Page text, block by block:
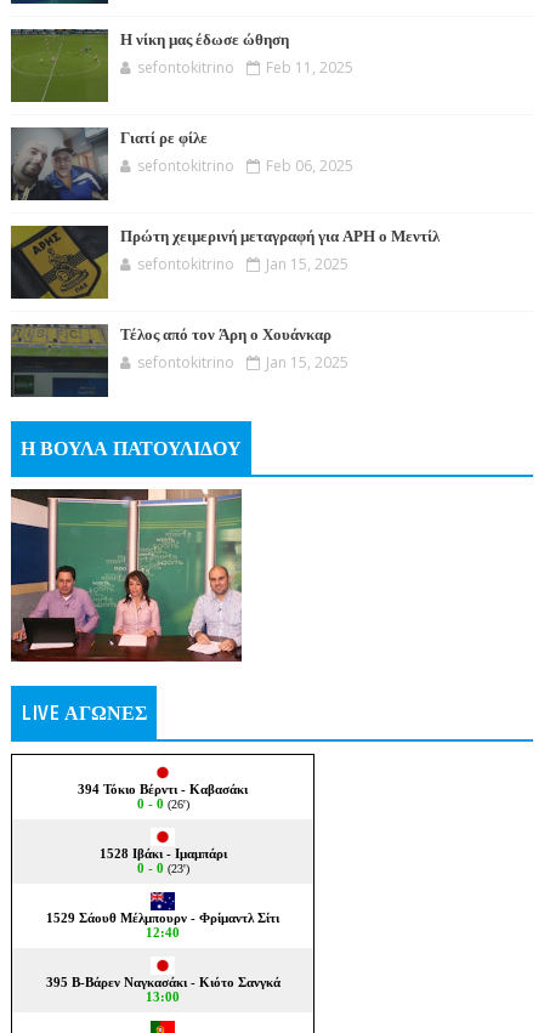
Η νίκη μας έδωσε ώθηση
sefontokitrino Feb 11, 2025
Γιατί ρε φίλε
sefontokitrino Feb 06, 2025
Πρώτη χειμερινή μεταγραφή για ΑΡΗ ο Μεντίλ
sefontokitrino Jan 15, 2025
Τέλος από τον Άρη ο Χουάνκαρ
sefontokitrino Jan 15, 2025
Η ΒΟΥΛΑ ΠΑΤΟΥΛΙΔΟΥ
LIVE ΑΓΩΝΕΣ